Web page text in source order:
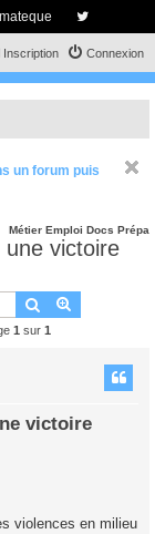
Connexion
Inscription
un forum puis
Métier Emploi Docs Prépa
une victoire
Rechercher
1 sur 1
victoire
violences en milieu